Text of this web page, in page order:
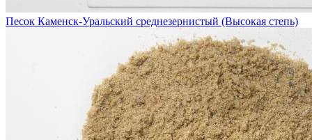
Песок Каменск-Уральский среднезернистый (Высокая степь)